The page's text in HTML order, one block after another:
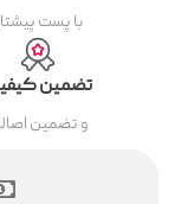
با پست
تضمین
و تضمین